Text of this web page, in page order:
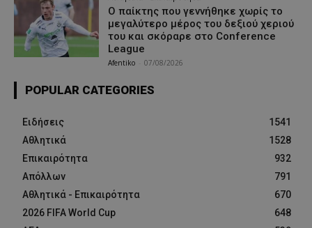
Ο παίκτης που γεννήθηκε χωρίς το
μεγαλύτερο μέρος του δεξιού χεριού
του και σκόραρε στο Conference
League
Afentiko 07/08/2026
POPULAR CATEGORIES
Ειδήσεις
1541
Αθλητικά
1528
Επικαιρότητα
932
Απόλλων
791
Αθλητικά - Επικαιρότητα
670
2026 FIFA World Cup
648